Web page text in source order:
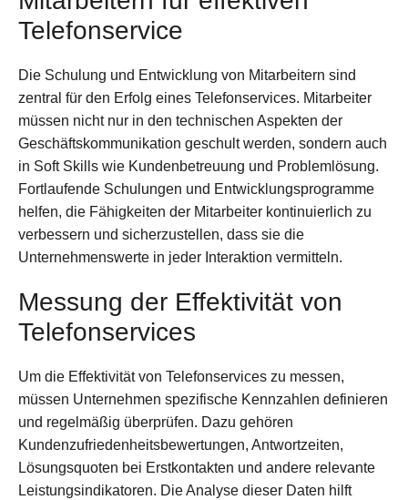
Telefonservice
Die Schulung und Entwicklung von Mitarbeitern sind
zentral für den Erfolg eines Telefonservices. Mitarbeiter
müssen nicht nur in den technischen Aspekten der
Geschäftskommunikation geschult werden, sondern auch
in Soft Skills wie Kundenbetreuung und Problemlösung.
Fortlaufende Schulungen und Entwicklungsprogramme
helfen, die Fähigkeiten der Mitarbeiter kontinuierlich zu
verbessern und sicherzustellen, dass sie die
Unternehmenswerte in jeder Interaktion vermitteln.
Messung der Effektivität von
Telefonservices
Um die Effektivität von Telefonservices zu messen,
müssen Unternehmen spezifische Kennzahlen definieren
und regelmäßig überprüfen. Dazu gehören
Kundenzufriedenheitsbewertungen, Antwortzeiten,
Lösungsquoten bei Erstkontakten und andere relevante
Leistungsindikatoren. Die Analyse dieser Daten hilft